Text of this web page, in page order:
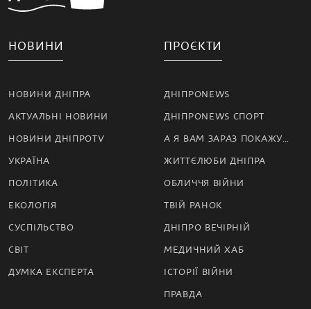
НОВИНИ
НОВИНИ ДНІПРА
АКТУАЛЬНІ НОВИНИ
НОВИНИ ДНІПРОTV
УКРАЇНА
ПОЛІТИКА
ЕКОЛОГІЯ
СУСПІЛЬСТВО
СВІТ
ДУМКА ЕКСПЕРТА
ПРОЄКТИ
ДНІПРОNEWS
ДНІПРОNEWS СПОРТ
А Я ВАМ ЗАРАЗ ПОКАЖУ…
ЖИТТЄЛЮБИ ДНІПРА
ОБЛИЧЧЯ ВІЙНИ
ТВІЙ РАНОК
ДНІПРО ВЕЧІРНІЙ
МЕДИЧНИЙ ХАБ
ІСТОРІЇ ВІЙНИ
ПРАВДА